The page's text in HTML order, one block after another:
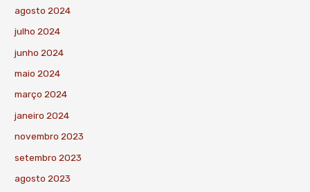
agosto 2024
julho 2024
junho 2024
maio 2024
março 2024
janeiro 2024
novembro 2023
setembro 2023
agosto 2023